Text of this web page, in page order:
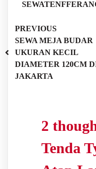
PREVIOUS
SEWA MEJA BUDAR
UKURAN KECIL
DIAMETER 120CM
JAKARTA
2
Tenda